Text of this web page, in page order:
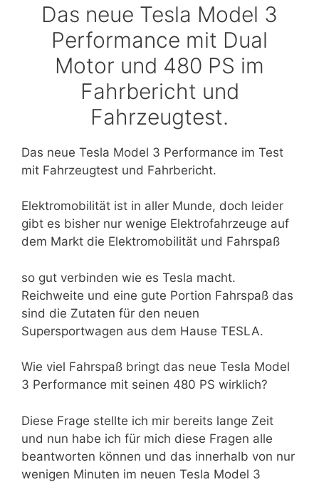
Das neue Tesla Model 3
Performance mit Dual
Motor und 480 PS im
Fahrbericht und
Fahrzeugtest.
Das neue Tesla Model 3 Performance im Test
mit Fahrzeugtest und Fahrbericht.
Elektromobilität ist in aller Munde, doch leider
gibt es bisher nur wenige Elektrofahrzeuge auf
dem Markt die Elektromobilität und Fahrspaß
so gut verbinden wie es Tesla macht.
Reichweite und eine gute Portion Fahrspaß das
sind die Zutaten für den neuen
Supersportwagen aus dem Hause TESLA.
Wie viel Fahrspaß bringt das neue Tesla Model
3 Performance mit seinen 480 PS wirklich?
Diese Frage stellte ich mir bereits lange Zeit
und nun habe ich für mich diese Fragen alle
beantworten können und das innerhalb von nur
wenigen Minuten im neuen Tesla Model 3